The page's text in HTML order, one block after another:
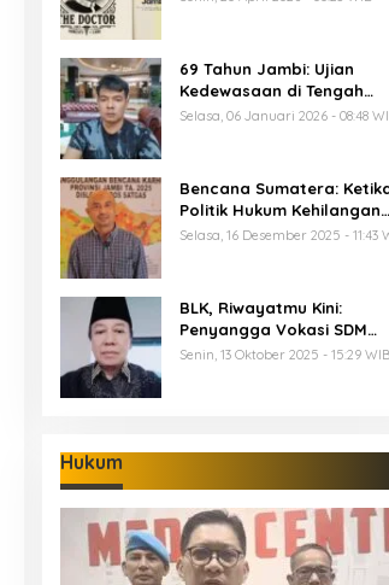
69 Tahun Jambi: Ujian
Kedewasaan di Tengah
Keterbatasan Anggaran
Selasa, 06 Januari 2026 - 08:48
Bencana Sumatera:
Politik Hukum Kehilangan
Arah dan Negara
Selasa, 16 Desember 2025 - 11:43
BLK, Riwayatmu Kini:
Penyangga Vokasi SDM
Provinsi Jambi
Senin, 13 Oktober 2025 - 15:29 WIB
Hukum